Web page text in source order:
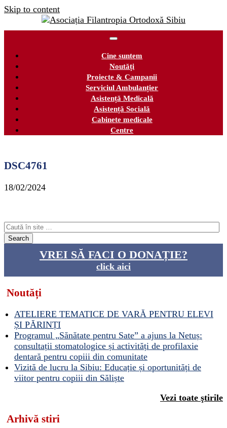
Skip to content
Cine suntem
Noutăți
Proiecte & Campanii
Serviciul Ambulanțier
Asistență Medicală
Asistență Socială
Cabinete medicale
Centre
DSC4761
18/02/2024
VREI SĂ FACI O DONAȚIE?
click aici
Noutăți
ATELIERE TEMATICE DE VARĂ PENTRU ELEVI
ȘI PĂRINȚI
Programul „Sănătate pentru Sate” a ajuns la Netuș:
consultații stomatologice și activități de profilaxie
dentară pentru copiii din comunitate
Vizită de lucru la Sibiu: Educație și oportunități de
viitor pentru copiii din Săliște
Vezi toate ştirile
Arhivă stiri